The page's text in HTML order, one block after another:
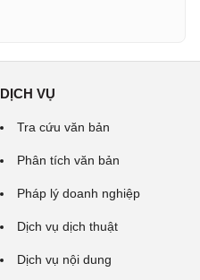
DỊCH VỤ
Tra cứu văn bản
Phân tích văn bản
Pháp lý doanh nghiệp
Dịch vụ dịch thuật
Dịch vụ nội dung